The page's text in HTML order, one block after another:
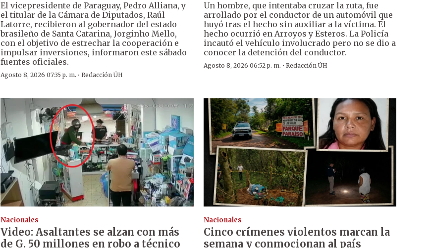
El vicepresidente de Paraguay, Pedro Alliana, y
el titular de la Cámara de Diputados, Raúl
Latorre, recibieron al gobernador del estado
brasileño de Santa Catarina, Jorginho Mello,
con el objetivo de estrechar la cooperación e
impulsar inversiones, informaron este sábado
fuentes oficiales.
Agosto 8, 2026 07:35 p. m. ·Redacción ÚH
Un hombre, que intentaba cruzar la ruta, fue
arrollado por el conductor de un automóvil que
huyó tras el hecho sin auxiliar a la víctima. El
hecho ocurrió en Arroyos y Esteros. La Policía
incautó el vehículo involucrado pero no se dio a
conocer la detención del conductor.
Agosto 8, 2026 06:52 p. m. · Redacción ÚH
Nacionales
Video: Asaltantes se alzan con más
de G. 50 millones en robo a técnico
Nacionales
Cinco crímenes violentos marcan la
semana y conmocionan al país